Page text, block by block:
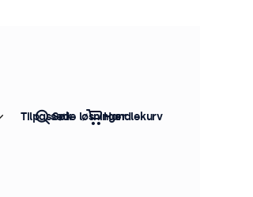
Tilpassede løsninger
Søk Handlekurv